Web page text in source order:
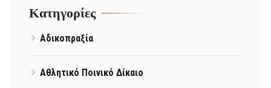
Kατηγορίες
Αδικοπραξία
Αθλητικό Ποινικό Δίκαιο